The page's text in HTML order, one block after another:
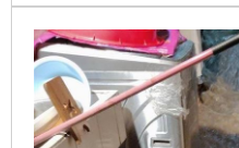
景。對此，工務局回應，
不違反建築法規定。